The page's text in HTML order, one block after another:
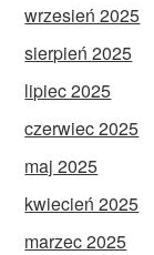
wrzesień 2025
sierpień 2025
lipiec 2025
czerwiec 2025
maj 2025
kwiecień 2025
marzec 2025